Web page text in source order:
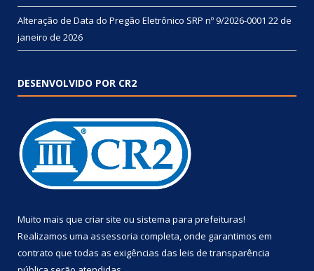
Alteração de Data do Pregão Eletrônico SRP nº 9/2026-0001 22 de
janeiro de 2026
DESENVOLVIDO POR CR2
Muito mais que criar site ou sistema para prefeituras!
Realizamos uma assessoria completa, onde garantimos em
contrato que todas as exigências das leis de transparência